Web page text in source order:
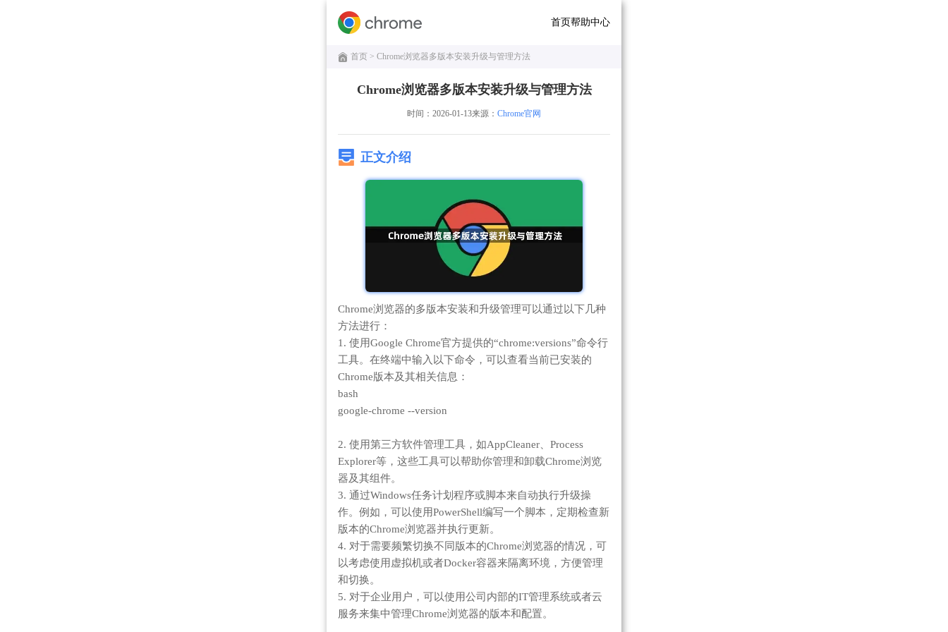
首页帮助中心
首页 > Chrome浏览器多版本安装升级与管理方法
Chrome浏览器多版本安装升级与管理方法
时间：2026-01-13来源： Chrome官网
正文介绍
Chrome浏览器的多版本安装和升级管理可以通过以下几种
方法进行：
1. 使用Google Chrome官方提供的“chrome:versions”命令行
工具。在终端中输入以下命令，可以查看当前已安装的
Chrome版本及其相关信息：
bash
google-chrome --version
2. 使用第三方软件管理工具，如AppCleaner、Process
Explorer等，这些工具可以帮助你管理和卸载Chrome浏览
器及其组件。
3. 通过Windows任务计划程序或脚本来自动执行升级操
作。例如，可以使用PowerShell编写一个脚本，定期检查新
版本的Chrome浏览器并执行更新。
4. 对于需要频繁切换不同版本的Chrome浏览器的情况，可
以考虑使用虚拟机或者Docker容器来隔离环境，方便管理
和切换。
5. 对于企业用户，可以使用公司内部的IT管理系统或者云
服务来集中管理Chrome浏览器的版本和配置。